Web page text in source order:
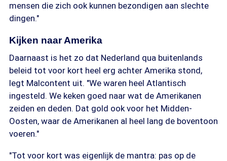
mensen die zich ook kunnen bezondigen aan slechte
dingen."
Kijken naar Amerika
Daarnaast is het zo dat Nederland qua buitenlands
beleid tot voor kort heel erg achter Amerika stond,
legt Malcontent uit. "We waren heel Atlantisch
ingesteld. We keken goed naar wat de Amerikanen
zeiden en deden. Dat gold ook voor het Midden-
Oosten, waar de Amerikanen al heel lang de boventoon
voeren."
"Tot voor kort was eigenlijk de mantra: pas op de